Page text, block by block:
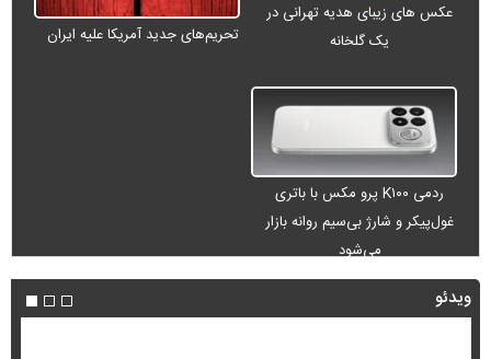
عکس های زیبای هدیه تهرانی در
یک گلخانه
تحریم‌های جدید آمریکا علیه ایران
ردمی K۱۰۰ پرو مکس با باتری
غول‌پیکر و شارژ بی‌سیم روانه بازار
می‌شود
ویدئو